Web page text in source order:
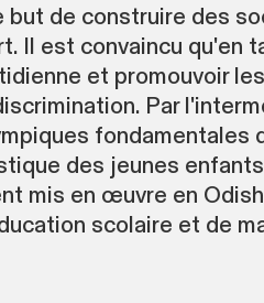
but de construire des
Il est convaincu qu'en
et promouvoir
Par
fondamentales
des jeunes
mis en œuvre en
scolaire et de